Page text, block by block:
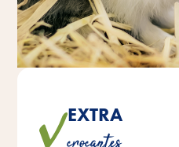
EXTRA
As deliciosas almofadinhas
seu revestimento